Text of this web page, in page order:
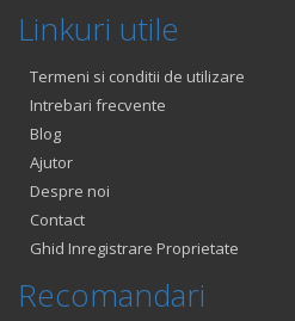
Linkuri utile
Termeni si conditii de utilizare
Intrebari frecvente
Blog
Ajutor
Despre noi
Contact
Ghid Inregistrare Proprietate
Recomandari